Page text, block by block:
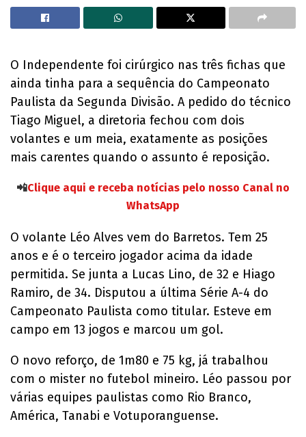
O Independente foi cirúrgico nas três fichas que
ainda tinha para a sequência do Campeonato
Paulista da Segunda Divisão. A pedido do técnico
Tiago Miguel, a diretoria fechou com dois
volantes e um meia, exatamente as posições
mais carentes quando o assunto é reposição.
📲Clique aqui e receba notícias pelo nosso Canal no
WhatsApp
O volante Léo Alves vem do Barretos. Tem 25
anos e é o terceiro jogador acima da idade
permitida. Se junta a Lucas Lino, de 32 e Hiago
Ramiro, de 34. Disputou a última Série A-4 do
Campeonato Paulista como titular. Esteve em
campo em 13 jogos e marcou um gol.
O novo reforço, de 1m80 e 75 kg, já trabalhou
com o mister no futebol mineiro. Léo passou por
várias equipes paulistas como Rio Branco,
América, Tanabi e Votuporanguense.